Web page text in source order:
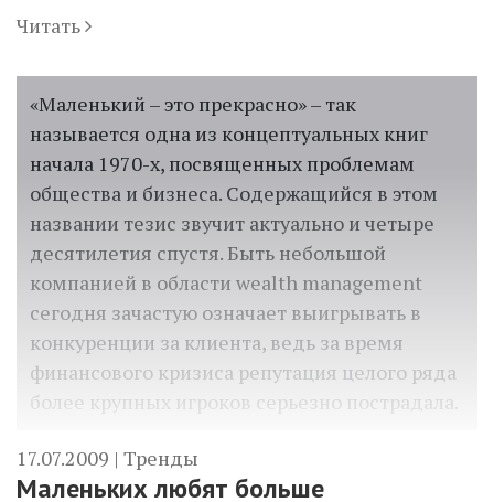
Читать
«Маленький – это прекрасно» – так
называется одна из концептуальных книг
начала 1970-х, посвященных проблемам
общества и бизнеса. Содержащийся в этом
названии тезис звучит актуально и четыре
десятилетия спустя. Быть небольшой
компанией в области wealth management
сегодня зачастую означает выигрывать в
конкуренции за клиента, ведь за время
финансового кризиса репутация целого ряда
более крупных игроков серьезно пострадала.
17.07.2009 | Тренды
Маленьких любят больше